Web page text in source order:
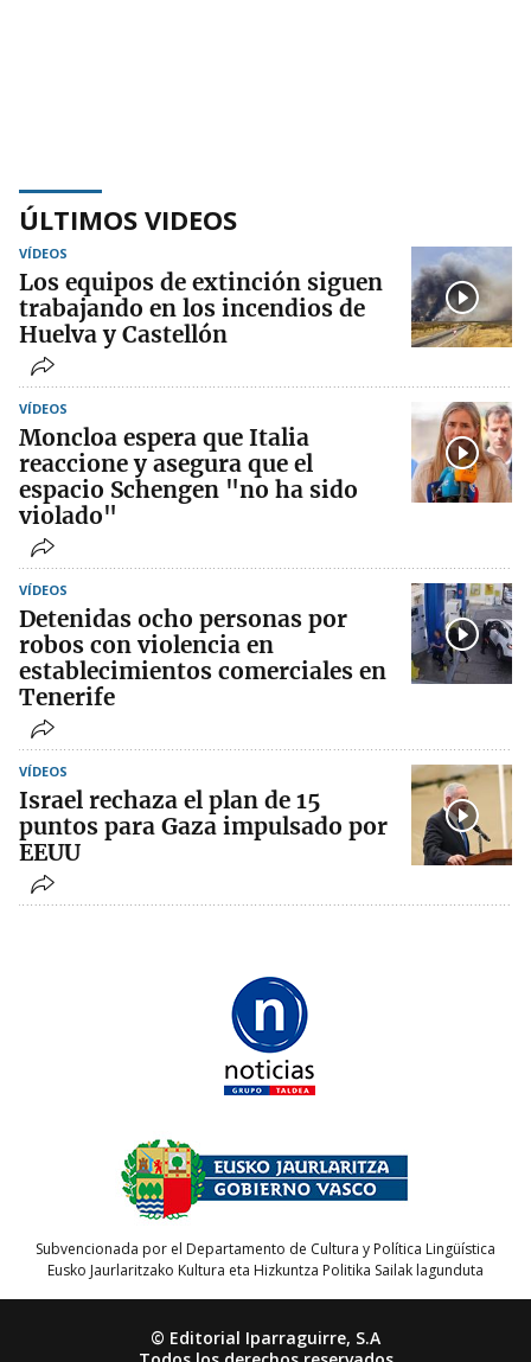
ÚLTIMOS VIDEOS
VÍDEOS
Los equipos de extinción siguen
trabajando en los incendios de
Huelva y Castellón
VÍDEOS
Moncloa espera que Italia
reaccione y asegura que el
espacio Schengen "no ha sido
violado"
VÍDEOS
Detenidas ocho personas por
robos con violencia en
establecimientos comerciales en
Tenerife
VÍDEOS
Israel rechaza el plan de 15
puntos para Gaza impulsado por
EEUU
Subvencionada por el Departamento de Cultura y Política Lingüística
Eusko Jaurlaritzako Kultura eta Hizkuntza Politika Sailak lagunduta
© Editorial Iparraguirre, S.A